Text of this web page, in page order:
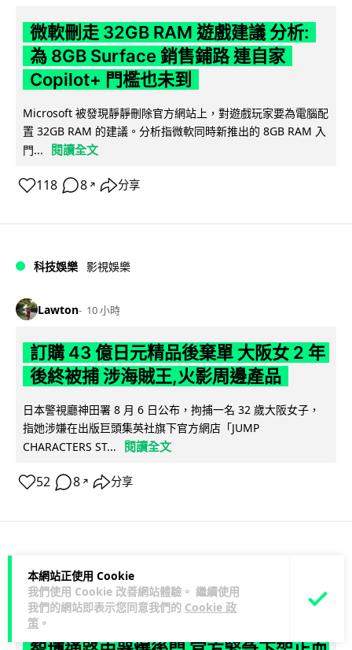
本網站正使用 Cookie
我們使用 Cookie 改善網站體驗。 繼續使用
我們的網站即表示您同意我們的 Cookie 政
策 。
微軟刪走 32GB RAM 遊戲建議 分析:
為 8GB Surface 銷售鋪路 連自家
Copilot+ 門檻也未到
Microsoft 被發現靜靜刪除官方網站上，對遊戲玩家要為電腦配
置 32GB RAM 的建議。分析指微軟同時新推出的 8GB RAM 入
門...
閱讀全文
118 8 ↗ 分享
科技娛樂 影視娛樂
Lawton 10 小時
訂購 43 億日元精品後棄單 大阪女 2 年
後終被捕 涉海賊王,火影周邊產品
日本警視廳神田署 8 月 6 日公布，拘捕一名 32 歲大阪女子，
指她涉嫌在出版巨頭集英社旗下官方網店「JUMP
CHARACTERS ST...
閱讀全文
52 8 ↗ 分享
Vin 10 小時